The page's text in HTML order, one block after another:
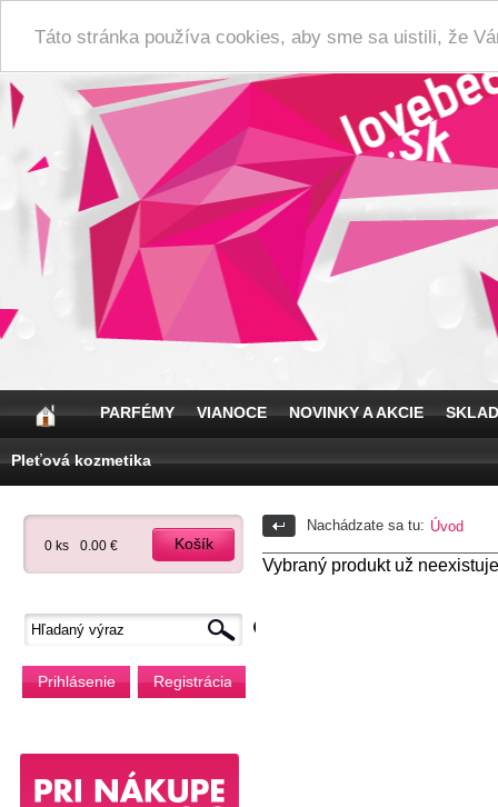
Táto stránka používa cookies, aby sme sa uistili, že
PARFÉMY VIANOCE NOVINKY A AKCIE
Pleťová kozmetika
0 ks 0.00 € Košík
Prihlásenie Registrácia
Nachádzate sa tu: Úvod
Vybraný produkt už